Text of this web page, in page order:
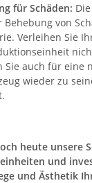
für Schäden:
von
Verleihen Sie
Sie auch für eine
wieder zu
heute unsere
und
und Ästhetik